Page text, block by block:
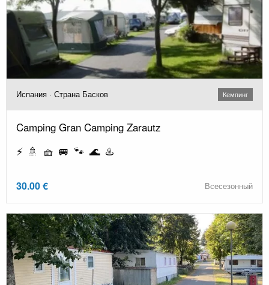
Испания · Страна Басков Кемпинг
Camping Gran Camping Zarautz
⚡ 🚿 🧺 🚐 🐾 🌊 ♨️
30.00 € Всесезонный